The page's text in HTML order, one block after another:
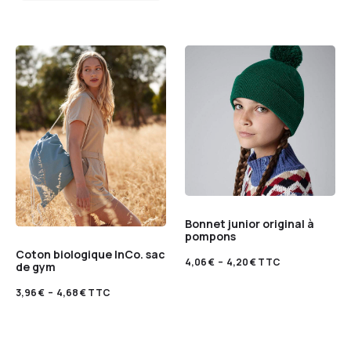
Coton biologique InCo. sac
de gym
3,96€ – 4,68€TTC
Bonnet junior original à
pompons
4,06€ – 4,20€TTC